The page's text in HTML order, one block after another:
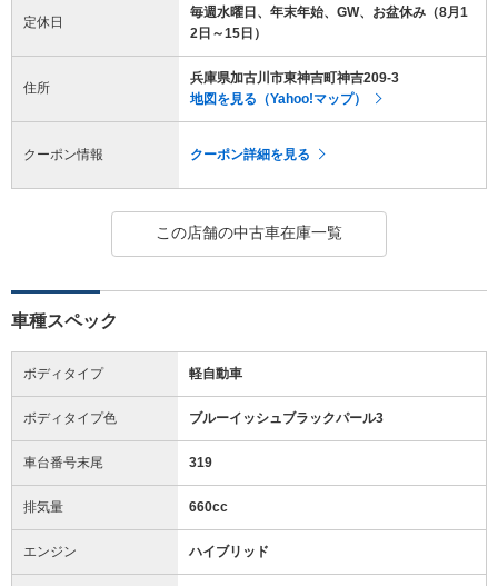
定休日
毎週水曜日、年末年始、GW、お盆休み（8月1
2日～15日）
住所
兵庫県加古川市東神吉町神吉209-3
地図を見る（Yahoo!マップ）
クーポン情報 クーポン詳細を見る
この店舗の中古車在庫一覧
車種スペック
ボディタイプ 軽自動車
ボディタイプ色 ブルーイッシュブラックパール3
車台番号末尾 319
排気量 660cc
エンジン ハイブリッド